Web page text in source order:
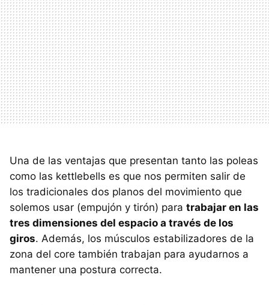
Una de las ventajas que presentan tanto las poleas
como las kettlebells es que nos permiten salir de
los tradicionales dos planos del movimiento que
solemos usar (empujón y tirón) para trabajar en las
tres dimensiones del espacio a través de los
giros. Además, los músculos estabilizadores de la
zona del core también trabajan para ayudarnos a
mantener una postura correcta.